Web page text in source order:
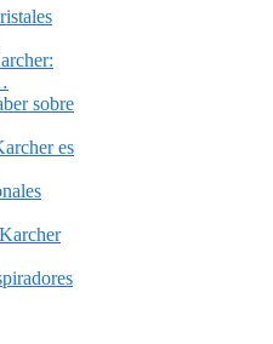
sobre
es